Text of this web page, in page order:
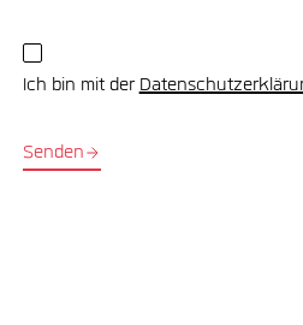
Ich bin mit der
Senden